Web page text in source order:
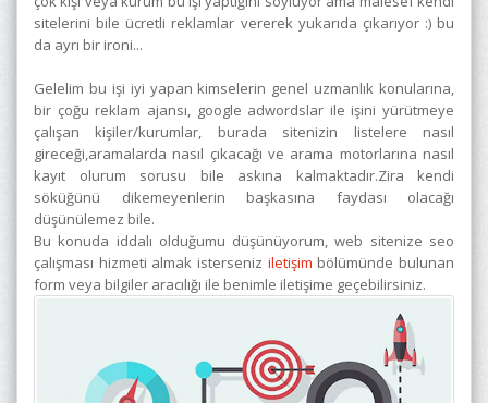
sitelerini bile ücretli reklamlar vererek yukarıda çıkarıyor :) bu
da ayrı bir ironi...
Gelelim bu işi iyi yapan kimselerin genel uzmanlık konularına,
bir çoğu reklam ajansı, google adwordslar ile işini yürütmeye
çalışan kişiler/kurumlar, burada sitenizin listelere nasıl
gireceği,aramalarda nasıl çıkacağı ve arama motorlarına nasıl
kayıt olurum sorusu bile askına kalmaktadır.Zira kendi
söküğünü dikemeyenlerin başkasına faydası olacağı
düşünülemez bile.
Bu konuda iddalı olduğumu düşünüyorum, web sitenize seo
çalışması hizmeti almak isterseniz iletişim bölümünde bulunan
form veya bilgiler aracılığı ile benimle iletişime geçebilirsiniz.